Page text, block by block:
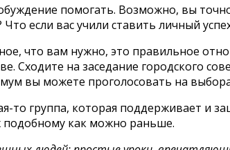
помогать. Возможно, вы
если вас учили ставить личный
что вам нужно, это правильное
Сходите на заседание городского
вы можете проголосовать на
группа, которая поддерживает и
подобному как можно раньше.